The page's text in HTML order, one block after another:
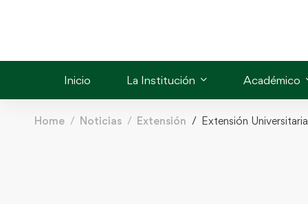
Inicio La Institución Académico
Home Noticias Extensión Extensión